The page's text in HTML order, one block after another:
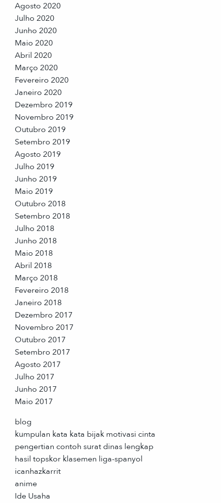
Agosto 2020
Julho 2020
Junho 2020
Maio 2020
Abril 2020
Março 2020
Fevereiro 2020
Janeiro 2020
Dezembro 2019
Novembro 2019
Outubro 2019
Setembro 2019
Agosto 2019
Julho 2019
Junho 2019
Maio 2019
Outubro 2018
Setembro 2018
Julho 2018
Junho 2018
Maio 2018
Abril 2018
Março 2018
Fevereiro 2018
Janeiro 2018
Dezembro 2017
Novembro 2017
Outubro 2017
Setembro 2017
Agosto 2017
Julho 2017
Junho 2017
Maio 2017
blog
kumpulan kata kata bijak motivasi cinta
pengertian contoh surat dinas lengkap
hasil topskor klasemen liga-spanyol
icanhazkarrit
anime
Ide Usaha